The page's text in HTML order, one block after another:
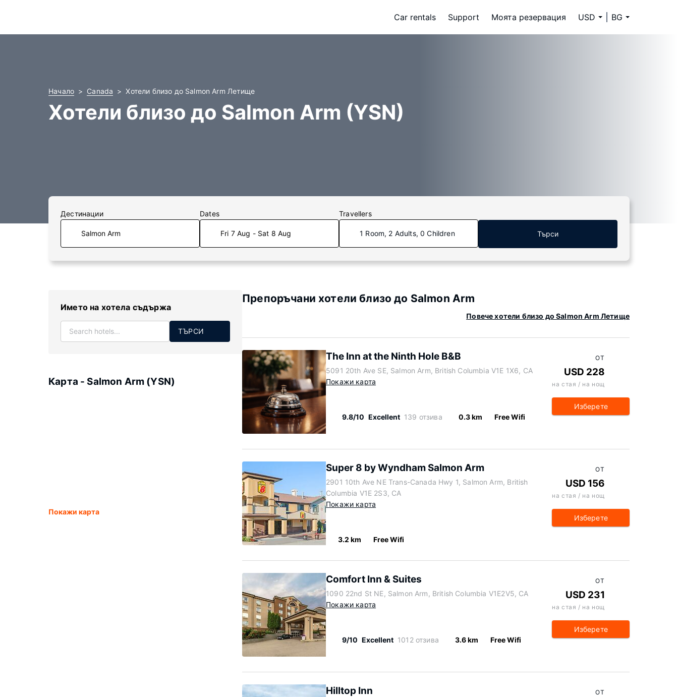
Car rentals Support Моята резервация USD BG
Начало Canada Хотели близо до Salmon Arm Летище
Хотели близо до Salmon Arm (YSN)
Дестинации Dates
Fri 7 Aug - Sat 8 Aug
Travellers
1 Room, 2 Adults, 0 Children Търси
Името на хотела съдържа
ТЪРСИ
Карта - Salmon Arm (YSN)
Покажи карта
Препоръчани хотели близо до Salmon Arm
Повече хотели близо до Salmon Arm Летище
The Inn at the Ninth Hole B&B
5091 20th Ave SE, Salmon Arm, British Columbia V1E 1X6, CA
Покажи карта
9.8/10 Excellent 139 отзива 0.3 km Free Wifi
ОТ
USD 228
на стая / на нощ
Изберете
Super 8 by Wyndham Salmon Arm
2901 10th Ave NE Trans-Canada Hwy 1, Salmon Arm, British
Columbia V1E 2S3, CA
Покажи карта
3.2 km Free Wifi
ОТ
USD 156
на стая / на нощ
Изберете
Comfort Inn & Suites
1090 22nd St NE, Salmon Arm, British Columbia V1E2V5, CA
Покажи карта
9/10 Excellent 1012 отзива 3.6 km Free Wifi
ОТ
USD 231
на стая / на нощ
Изберете
Hilltop Inn ОТ